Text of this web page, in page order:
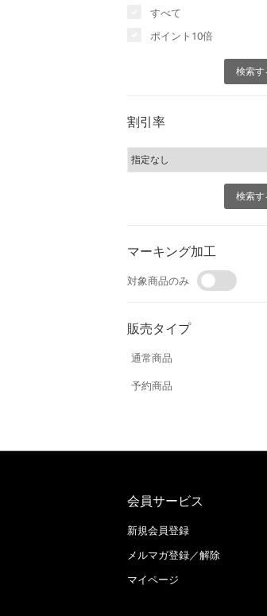
すべて
ポイント10倍
割引率
マーキング加工
対象商品のみ
販売タイプ
通常商品
予約商品
会員サービス
新規会員登録
メルマガ登録／解除
マイページ